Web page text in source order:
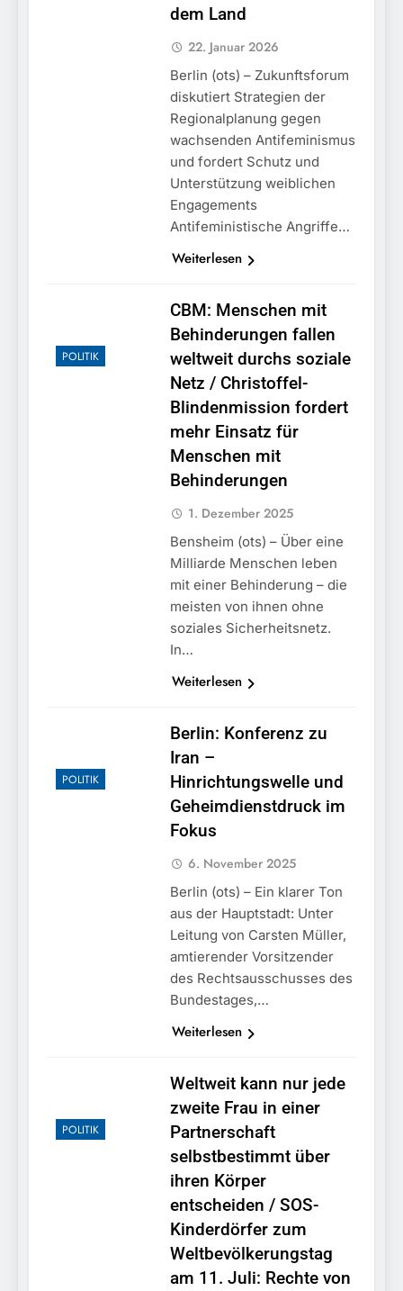
dem Land
22. Januar 2026
Berlin (ots) – Zukunftsforum
diskutiert Strategien der
Regionalplanung gegen
wachsenden Antifeminismus
und fordert Schutz und
Unterstützung weiblichen
Engagements
Antifeministische Angriffe…
Weiterlesen
POLITIK
CBM: Menschen mit
Behinderungen fallen
weltweit durchs soziale
Netz / Christoffel-
Blindenmission fordert
mehr Einsatz für
Menschen mit
Behinderungen
1. Dezember 2025
Bensheim (ots) – Über eine
Milliarde Menschen leben
mit einer Behinderung – die
meisten von ihnen ohne
soziales Sicherheitsnetz.
In…
Weiterlesen
POLITIK
Berlin: Konferenz zu
Iran –
Hinrichtungswelle und
Geheimdienstdruck im
Fokus
6. November 2025
Berlin (ots) – Ein klarer Ton
aus der Hauptstadt: Unter
Leitung von Carsten Müller,
amtierender Vorsitzender
des Rechtsausschusses des
Bundestages,…
Weiterlesen
POLITIK
Weltweit kann nur jede
zweite Frau in einer
Partnerschaft
selbstbestimmt über
ihren Körper
entscheiden / SOS-
Kinderdörfer zum
Weltbevölkerungstag
am 11. Juli: Rechte von